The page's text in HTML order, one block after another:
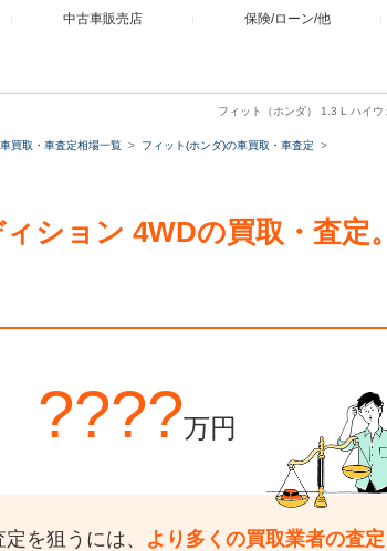
中古車販売店 保険/ローン/他
フィット（ホンダ） 1.3 L ハイ
買取・車査定相場一覧
フィット(ホンダ)の車買取・車査定
ション 4WDの買取・査定
????万円
を狙うには、
より多くの買取業者の査